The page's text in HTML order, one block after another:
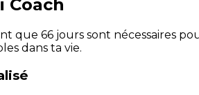
Coach
que 66 jours sont nécessaires
dans ta vie.